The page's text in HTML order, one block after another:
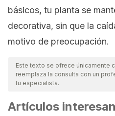
básicos, tu planta se
decorativa, sin que la
motivo de preocupación.
Este texto se ofrece únicamente
reemplaza la consulta con un
tu especialista.
Artículos